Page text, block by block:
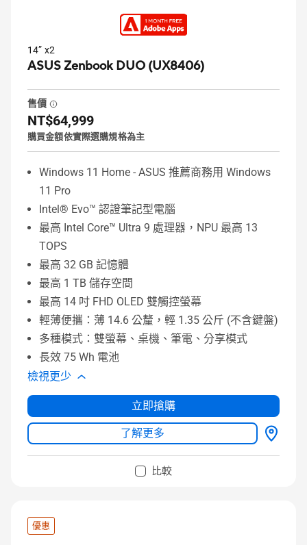
14” x2
ASUS Zenbook DUO (UX8406)
售價
NT$64,999
購買金額依實際選購規格為主
Windows 11 Home - ASUS 推薦商務用 Windows
11 Pro
Intel® Evo™ 認證筆記型電腦
最高 Intel Core™ Ultra 9 處理器，NPU 最高 13
TOPS
最高 32 GB 記憶體
最高 1 TB 儲存空間
最高 14 吋 FHD OLED 雙觸控螢幕
輕薄便攜：薄 14.6 公釐，輕 1.35 公斤 (不含鍵盤)
多種模式：雙螢幕、桌機、筆電、分享模式
長效 75 Wh 電池
檢視更少
立即搶購
了解更多
比較
優惠